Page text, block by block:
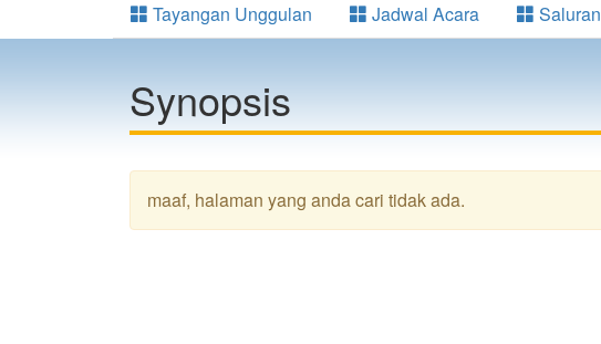
Tayangan Unggulan Jadwal Acara Saluran
Synopsis
maaf, halaman yang anda cari tidak ada.